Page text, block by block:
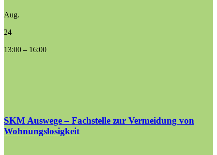
Aug.
24
13:00 – 16:00
SKM Auswege – Fachstelle zur Vermeidung von
Wohnungslosigkeit